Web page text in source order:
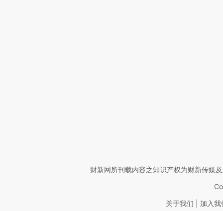
财新网所刊载内容之知识产权为财新传媒
关于我们 加入我